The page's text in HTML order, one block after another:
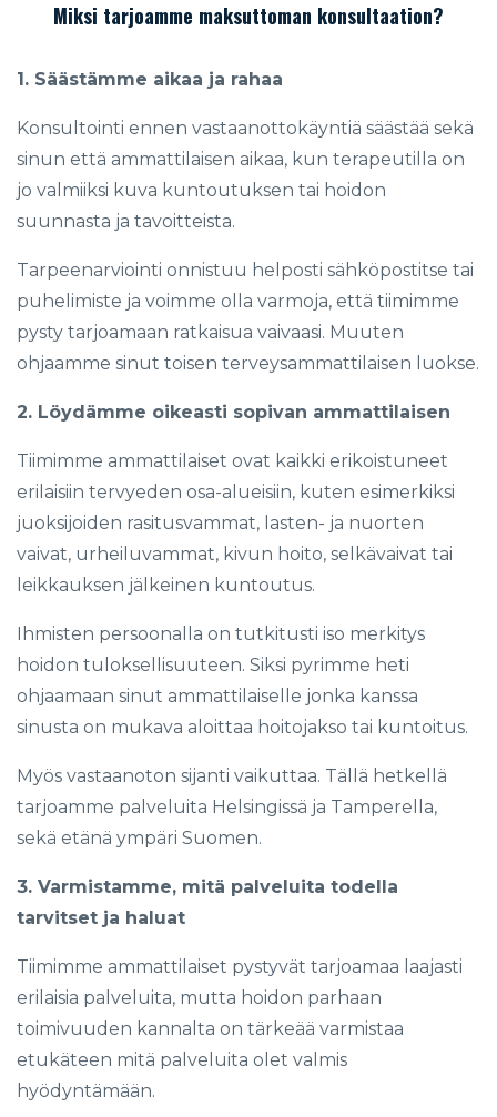
Miksi tarjoamme maksuttoman konsultaation?
1. Säästämme aikaa ja rahaa
Konsultointi ennen vastaanottokäyntiä säästää sekä
sinun että ammattilaisen aikaa, kun terapeutilla on
jo valmiiksi kuva kuntoutuksen tai hoidon
suunnasta ja tavoitteista.
Tarpeenarviointi onnistuu helposti sähköpostitse tai
puhelimiste ja voimme olla varmoja, että tiimimme
pysty tarjoamaan ratkaisua vaivaasi. Muuten
ohjaamme sinut toisen terveysammattilaisen luokse.
2. Löydämme oikeasti sopivan ammattilaisen
Tiimimme ammattilaiset ovat kaikki erikoistuneet
erilaisiin tervyeden osa-alueisiin, kuten esimerkiksi
juoksijoiden rasitusvammat, lasten- ja nuorten
vaivat, urheiluvammat, kivun hoito, selkävaivat tai
leikkauksen jälkeinen kuntoutus.
Ihmisten persoonalla on tutkitusti iso merkitys
hoidon tuloksellisuuteen. Siksi pyrimme heti
ohjaamaan sinut ammattilaiselle jonka kanssa
sinusta on mukava aloittaa hoitojakso tai kuntoitus.
Myös vastaanoton sijanti vaikuttaa. Tällä hetkellä
tarjoamme palveluita Helsingissä ja Tamperella,
sekä etänä ympäri Suomen.
3. Varmistamme, mitä palveluita todella
tarvitset ja haluat
Tiimimme ammattilaiset pystyvät tarjoamaa laajasti
erilaisia palveluita, mutta hoidon parhaan
toimivuuden kannalta on tärkeää varmistaa
etukäteen mitä palveluita olet valmis
hyödyntämään.